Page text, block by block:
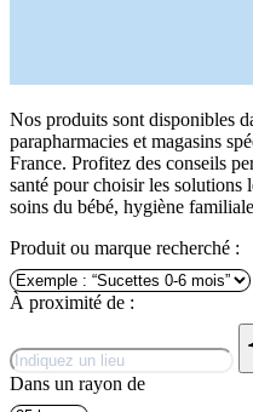
Nos produits sont disponibles
parapharmacies et magasins
France. Profitez des conseils
santé pour choisir les solutions
soins du bébé, hygiène
Produit ou marque recherché :
À proximité de :
Dans un rayon de